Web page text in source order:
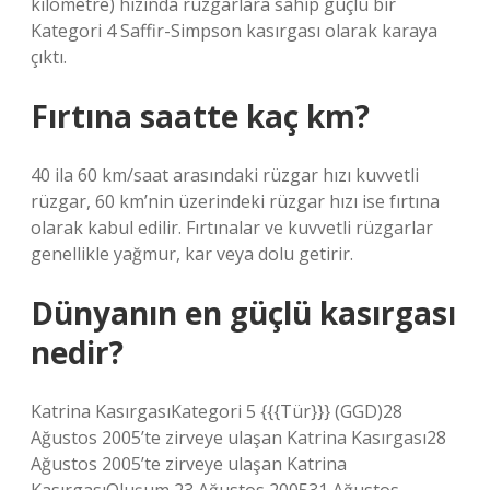
Kategori 4 Saffir-Simpson kasırgası olarak karaya
çıktı.
Fırtına saatte kaç km?
40 ila 60 km/saat arasındaki rüzgar hızı kuvvetli
rüzgar, 60 km’nin üzerindeki rüzgar hızı ise fırtına
olarak kabul edilir. Fırtınalar ve kuvvetli rüzgarlar
genellikle yağmur, kar veya dolu getirir.
Dünyanın en güçlü kasırgası
nedir?
Katrina KasırgasıKategori 5 {{{Tür}}} (GGD)28
Ağustos 2005’te zirveye ulaşan Katrina Kasırgası28
Ağustos 2005’te zirveye ulaşan Katrina